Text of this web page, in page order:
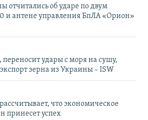
отчитались об ударе по двум
и антене управления БпЛА «Орион»
переносит удары с моря на сушу,
зерна из Украины – ISW
что экономическое
принесет успех